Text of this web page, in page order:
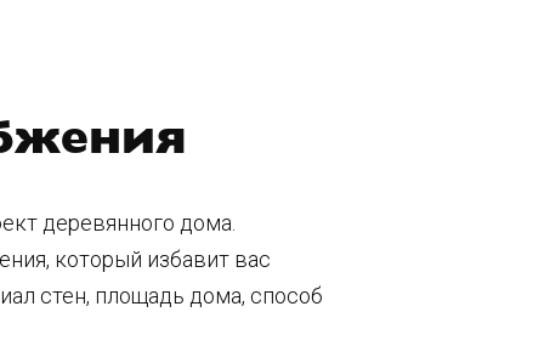
деревянного дома.
который избавит вас
стен, площадь дома, способ